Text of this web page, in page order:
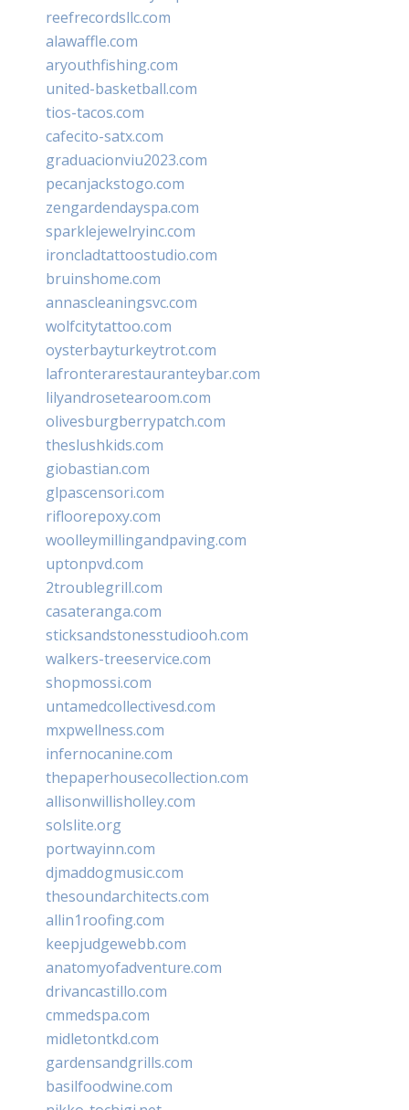
reefrecordsllc.com
alawaffle.com
aryouthfishing.com
united-basketball.com
tios-tacos.com
cafecito-satx.com
graduacionviu2023.com
pecanjackstogo.com
zengardendayspa.com
sparklejewelryinc.com
ironcladtattoostudio.com
bruinshome.com
annascleaningsvc.com
wolfcitytattoo.com
oysterbayturkeytrot.com
lafronterarestauranteybar.com
lilyandrosetearoom.com
olivesburgberrypatch.com
theslushkids.com
giobastian.com
glpascensori.com
rifloorepoxy.com
woolleymillingandpaving.com
uptonpvd.com
2troublegrill.com
casateranga.com
sticksandstonesstudiooh.com
walkers-treeservice.com
shopmossi.com
untamedcollectivesd.com
mxpwellness.com
infernocanine.com
thepaperhousecollection.com
allisonwillisholley.com
solslite.org
portwayinn.com
djmaddogmusic.com
thesoundarchitects.com
allin1roofing.com
keepjudgewebb.com
anatomyofadventure.com
drivancastillo.com
cmmedspa.com
midletontkd.com
gardensandgrills.com
basilfoodwine.com